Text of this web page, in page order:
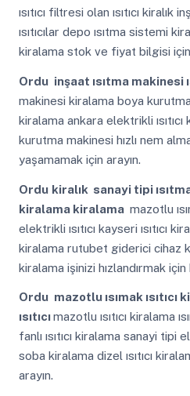
ısıtıcı filtresi olan ısıtıcı kiralık
ısıtıcılar depo ısıtma sistemi
kiralama stok ve fiyat bilgisi için
Ordu inşaat ısıtma makinesi
makinesi kiralama boya
kiralama ankara elektrikli
kurutma makinesi hızlı nem
yaşamamak için arayın.
Ordu kiralık sanayi tipi
kiralama kiralama mazotlu
elektrikli ısıtıcı kayseri ısıtıcı
kiralama rutubet giderici cihaz
kiralama işinizi hızlandırmak için
Ordu mazotlu ısımak
ısıtıcımazotlu ısıtıcı kiralama
fanlı ısıtıcı kiralama sanayi tipi
soba kiralama dizel ısıtıcı
arayın.